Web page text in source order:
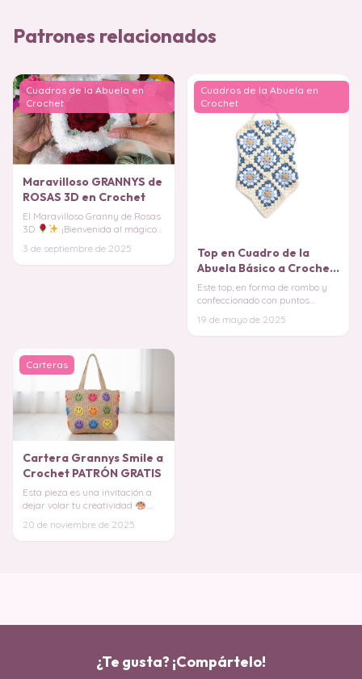
Patrones relacionados
Cuadros de la Abuela en
Crochet
Maravilloso GRANNYS de
ROSAS 3D en Crochet
El Maravilloso Granny de Rosas
3D
¡Bienvenida al mágico
un toque flor
3 de septiembre de 2025
Cuadros de la Abuela en
Crochet
Top en Cuadro de la
Abuela Básico a Crochet
PATRON GRATIS
Este top, en forma de rombo y
confeccionado con puntos
moderno de
19 de mayo de 2025
Carteras
Cartera Grannys Smile a
Crochet PATRÓN GRATIS
Esta pieza es una invitación a
dejar volar tu creatividad
.
una pequeña
20 de noviembre de 2025
¿Te gusta? ¡Compártelo!